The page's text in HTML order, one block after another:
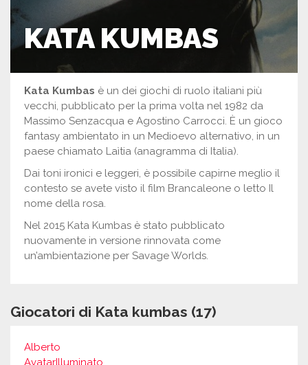
KATA KUMBAS
Kata Kumbas è un dei giochi di ruolo italiani più
vecchi, pubblicato per la prima volta nel 1982 da
Massimo Senzacqua e Agostino Carrocci. È un gioco
fantasy ambientato in un Medioevo alternativo, in un
paese chiamato Laìtia (anagramma di Italia).
Dai toni ironici e leggeri, è possibile capirne meglio il
contesto se avete visto il film Brancaleone o letto Il
nome della rosa.
Nel 2015 Kata Kumbas è stato pubblicato
nuovamente in versione rinnovata come
un’ambientazione per Savage Worlds.
Giocatori di Kata kumbas (17)
Alberto
AvatarIlluminato